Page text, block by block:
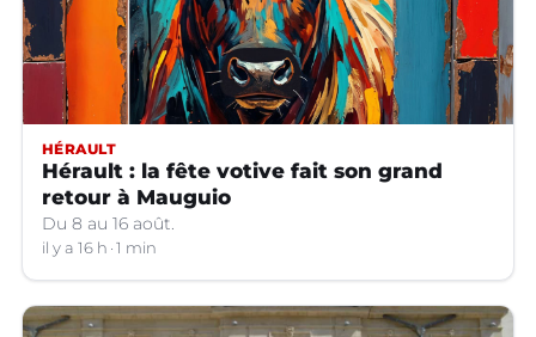
HÉRAULT
Hérault : la fête votive fait son grand
retour à Mauguio
Du 8 au 16 août.
il y a 16 h 1 min